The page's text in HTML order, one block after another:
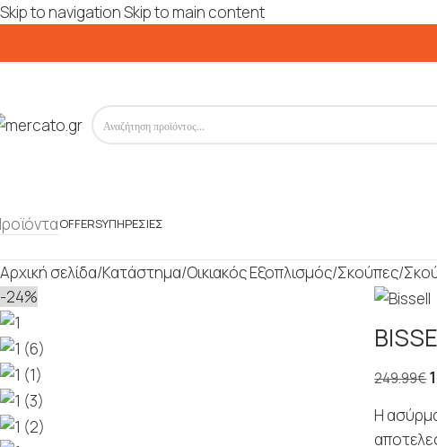
Skip to navigationSkip to main content
OFFERSΥΠΗΡΕΣΊΕΣ
Αρχική σελίδα/Κατάστημα/Οικιακός Εξοπλισμός/Σκούπες/
-24%
249.99€
Η